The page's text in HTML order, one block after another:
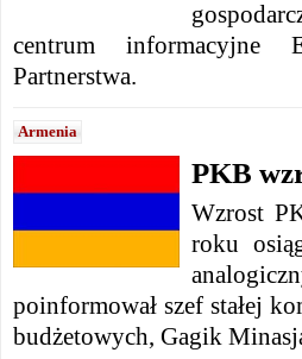
centrum informacyjne
Partnerstwa.
Armenia
PKB
Wzrost
roku
poinformował szef stałej
budżetowych, Gagik